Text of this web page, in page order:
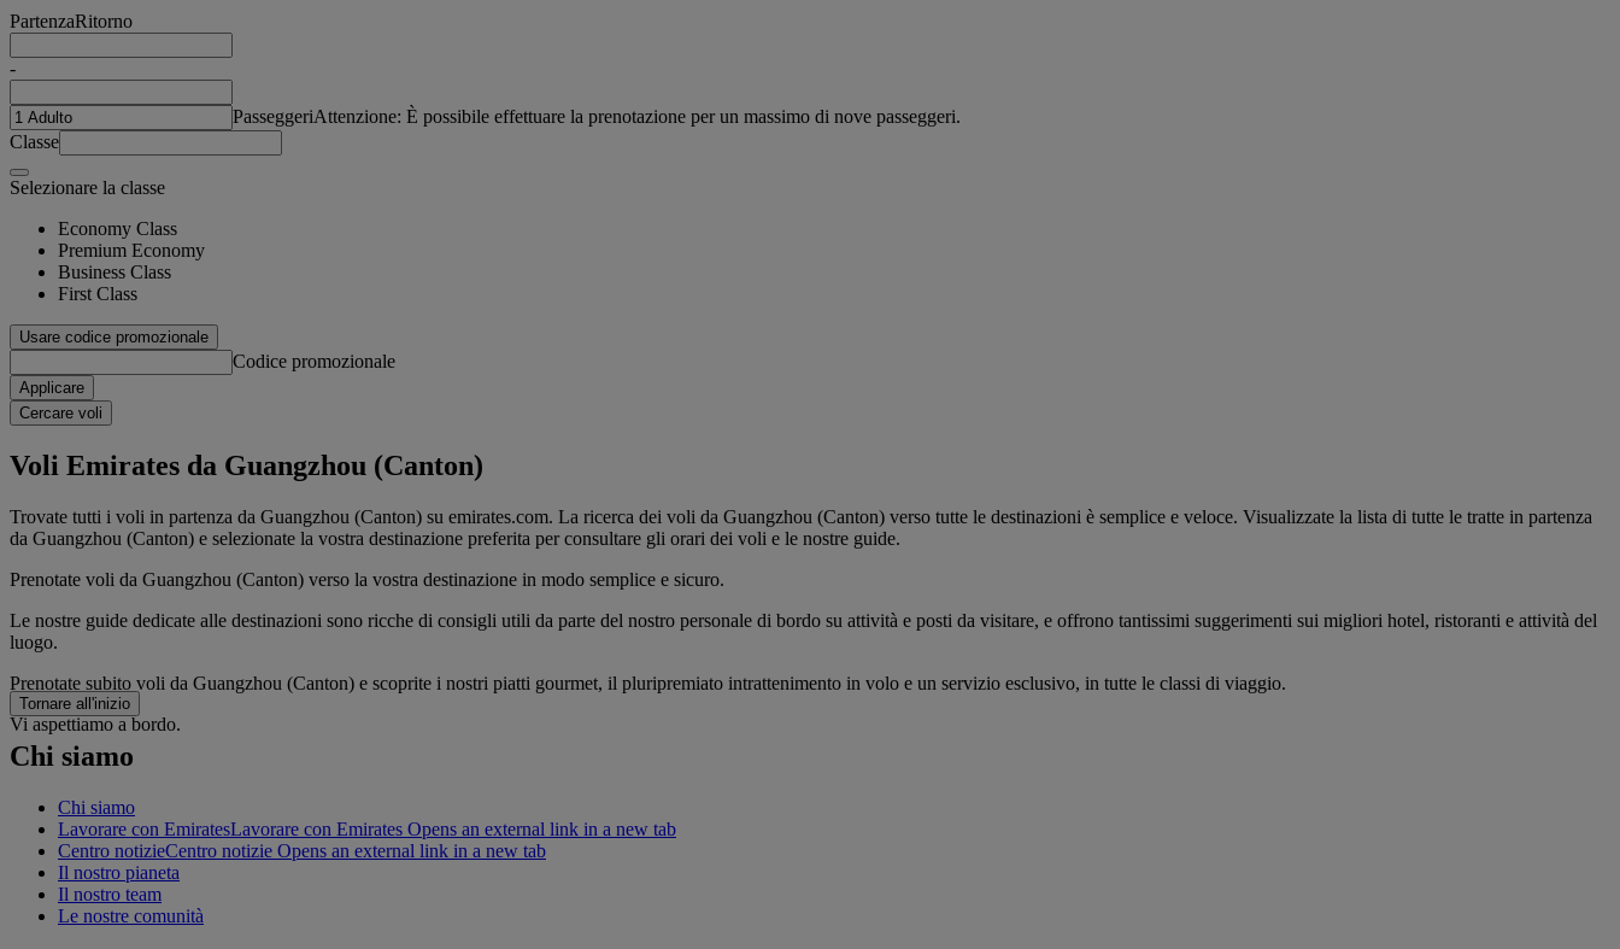
PartenzaRitorno
-
PasseggeriAttenzione: È possibile effettuare la prenotazione per un massimo di nove passeggeri.
Classe
Selezionare la classe
Economy Class
Premium Economy
Business Class
First Class
Usare codice promozionale
Codice promozionale
Applicare
Cercare voli
Voli Emirates da Guangzhou (Canton)
Trovate tutti i voli in partenza da Guangzhou (Canton) su emirates.com. La ricerca dei voli da Guangzhou (Canton) verso tutte le destinazioni è semplice e veloce. Visualizzate la lista di tutte le tratte in partenza
da Guangzhou (Canton) e selezionate la vostra destinazione preferita per consultare gli orari dei voli e le nostre guide.
Prenotate voli da Guangzhou (Canton) verso la vostra destinazione in modo semplice e sicuro.
Le nostre guide dedicate alle destinazioni sono ricche di consigli utili da parte del nostro personale di bordo su attività e posti da visitare, e offrono tantissimi suggerimenti sui migliori hotel, ristoranti e attività del
luogo.
Prenotate subito voli da Guangzhou (Canton) e scoprite i nostri piatti gourmet, il pluripremiato intrattenimento in volo e un servizio esclusivo, in tutte le classi di viaggio.
Vi aspettiamo a bordo.
Tornare all'inizio
Chi siamo
Chi siamo
Lavorare con EmiratesLavorare con Emirates Opens an external link in a new tab
Centro notizieCentro notizie Opens an external link in a new tab
Il nostro pianeta
Il nostro team
Le nostre comunità